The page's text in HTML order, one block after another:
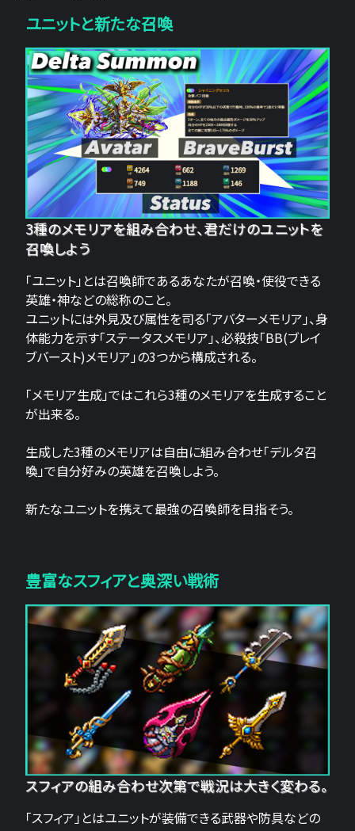
ユニットと新たな召喚
3種のメモリアを組み合わせ、君だけのユニットを
召喚しよう
「ユニット」とは召喚師であるあなたが召喚・使役できる
英雄・神などの総称のこと。
ユニットには外見及び属性を司る「アバターメモリア」、身
体能力を示す「ステータスメモリア」、必殺技「BB(ブレイ
ブバースト)メモリア」の3つから構成される。
「メモリア生成」ではこれら3種のメモリアを生成すること
が出来る。
生成した3種のメモリアは自由に組み合わせ「デルタ召
喚」で自分好みの英雄を召喚しよう。
新たなユニットを携えて最強の召喚師を目指そう。
豊富なスフィアと奥深い戦術
スフィアの組み合わせ次第で戦況は大きく変わる。
「スフィア」とはユニットが装備できる武器や防具などの